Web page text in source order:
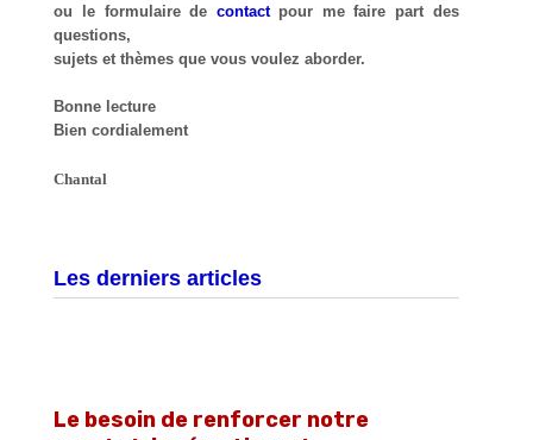
ou le formulaire de contact pour me faire part des
questions,
sujets et thèmes que vous voulez aborder.
Bonne lecture
Bien cordialement
Chantal
Les derniers articles
Le besoin de renforcer notre